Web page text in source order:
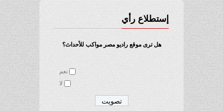
إستطلاع رأي
هل ترى موقع راديو مصر مواكب للأحداث؟
نعم
لا